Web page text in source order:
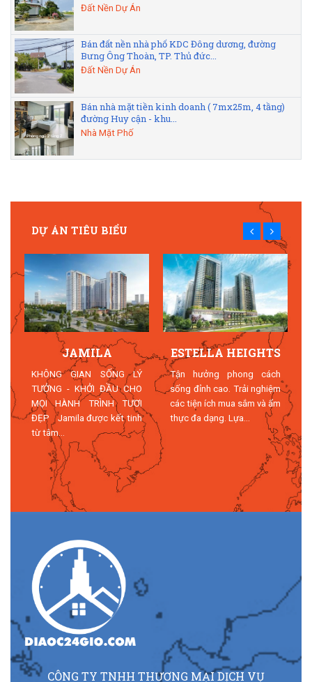
Đất Nền Dự Án
Bán đất nền nhà phố KDC Đông dương, đường
Bưng Ông Thoàn, TP. Thủ đức...
Đất Nền Dự Án
Bán nhà mặt tiền kinh doanh ( 7mx25m, 4 tầng)
đường Huy cận - khu...
Nhà Mặt Phố
DỰ ÁN TIÊU BIỂU
JAMILA
KHÔNG GIAN SỐNG LÝ
TƯỞNG - KHỞI ĐẦU CHO
MỌI HÀNH TRÌNH TƯƠI
ĐẸP Jamila được kết tinh
từ tâm...
ESTELLA HEIGHTS
Tận hưởng phong cách
sống đỉnh cao. Trải nghiệm
các tiện ích mua sắm và ẩm
thực đa dạng. Lựa...
CÔNG TY TNHH THƯƠNG MẠI DỊCH VỤ